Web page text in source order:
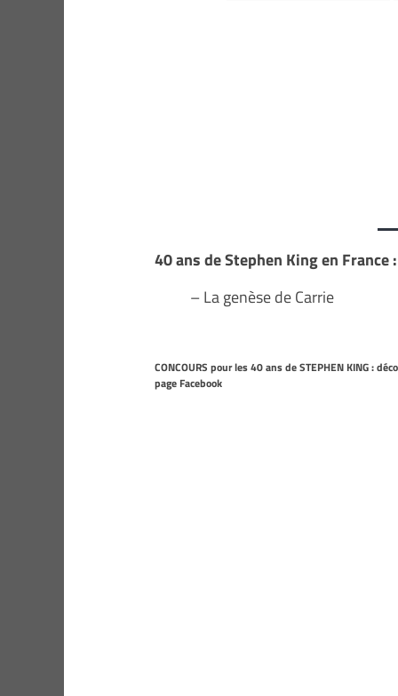
40 ans de Stephen King en
– La genèse de Carrie
CONCOURS pour les 40 ans de STEPHEN KING :
page Facebook